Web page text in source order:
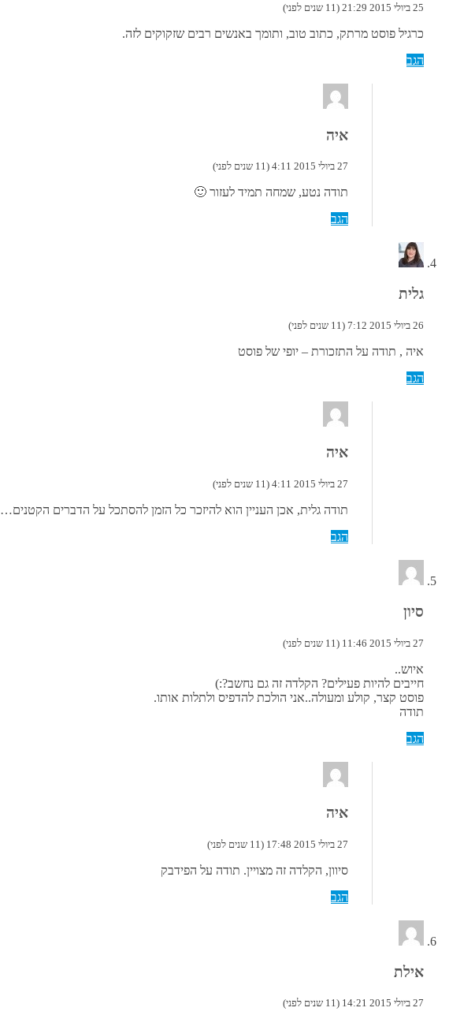
25 ביולי 2015 21:29 (11 שנים לפני)
כרגיל פוסט מרתק, כתוב טוב, ותומך באנשים רבים שזקוקים לזה.
הגב
איה
27 ביולי 2015 4:11 (11 שנים לפני)
תודה נטע, שמחה תמיד לעזור 🙂
הגב
גלית
26 ביולי 2015 7:12 (11 שנים לפני)
איה , תודה על התזכורת – יופי של פוסט
הגב
איה
27 ביולי 2015 4:11 (11 שנים לפני)
תודה גלית, אכן העניין הוא להיזכר כל הזמן להסתכל על הדברים הקטנים…
הגב
סיון
27 ביולי 2015 11:46 (11 שנים לפני)
איוש..
חייבים להיות פעילים? הקלדה זה גם נחשב?:)
פוסט קצר, קולע ומעולה..אני הולכת להדפיס ולתלות אותו.
תודה
הגב
איה
27 ביולי 2015 17:48 (11 שנים לפני)
סיוון, הקלדה זה מצויין. תודה על הפידבק
הגב
אילת
27 ביולי 2015 14:21 (11 שנים לפני)